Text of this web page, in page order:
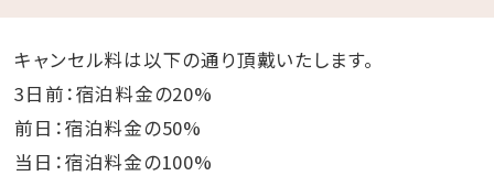
キャンセル料は以下の通り頂戴いたします。
3日前：宿泊料金の20%
前日：宿泊料金の50%
当日：宿泊料金の100%